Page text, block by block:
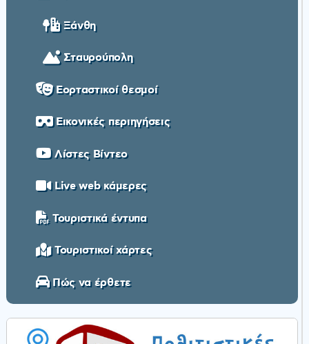
Ξάνθη
Σταυρούπολη
Εορταστικοί θεσμοί
Εικονικές περιηγήσεις
Λίστες Βίντεο
Live web κάμερες
Τουριστικά έντυπα
Τουριστικοί χάρτες
Πώς να έρθετε